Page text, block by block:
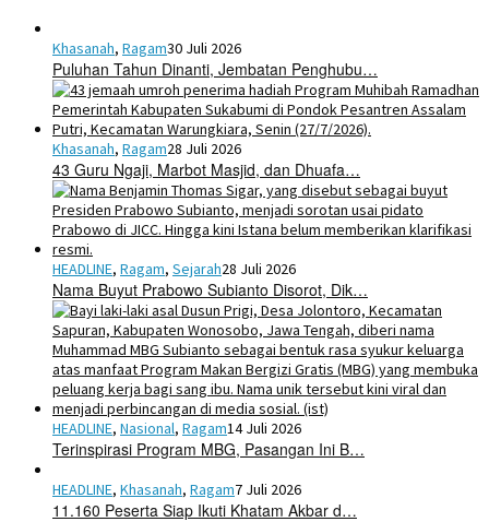
Khasanah, Ragam30 Juli 2026
Puluhan Tahun Dinanti, Jembatan Penghubu…
Khasanah, Ragam28 Juli 2026
43 Guru Ngaji, Marbot Masjid, dan Dhuafa…
HEADLINE, Ragam, Sejarah28 Juli 2026
Nama Buyut Prabowo Subianto Disorot, Dik…
HEADLINE, Nasional, Ragam14 Juli 2026
Terinspirasi Program MBG, Pasangan Ini B…
HEADLINE, Khasanah, Ragam7 Juli 2026
11.160 Peserta Siap Ikuti Khatam Akbar d…